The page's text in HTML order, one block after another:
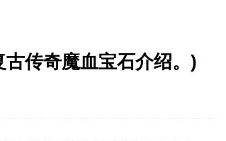
传奇魔血宝石介绍。)